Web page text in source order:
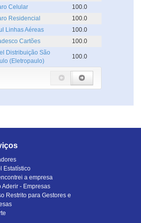
Celular
100.0
Residencial
100.0
Linhas Aéreas
100.0
Cartões 100.0
Distribuição São
(Eletropaulo)
100.0
Estatístico
a empresa
Aderir - Empresas
Restrito para Gestores e